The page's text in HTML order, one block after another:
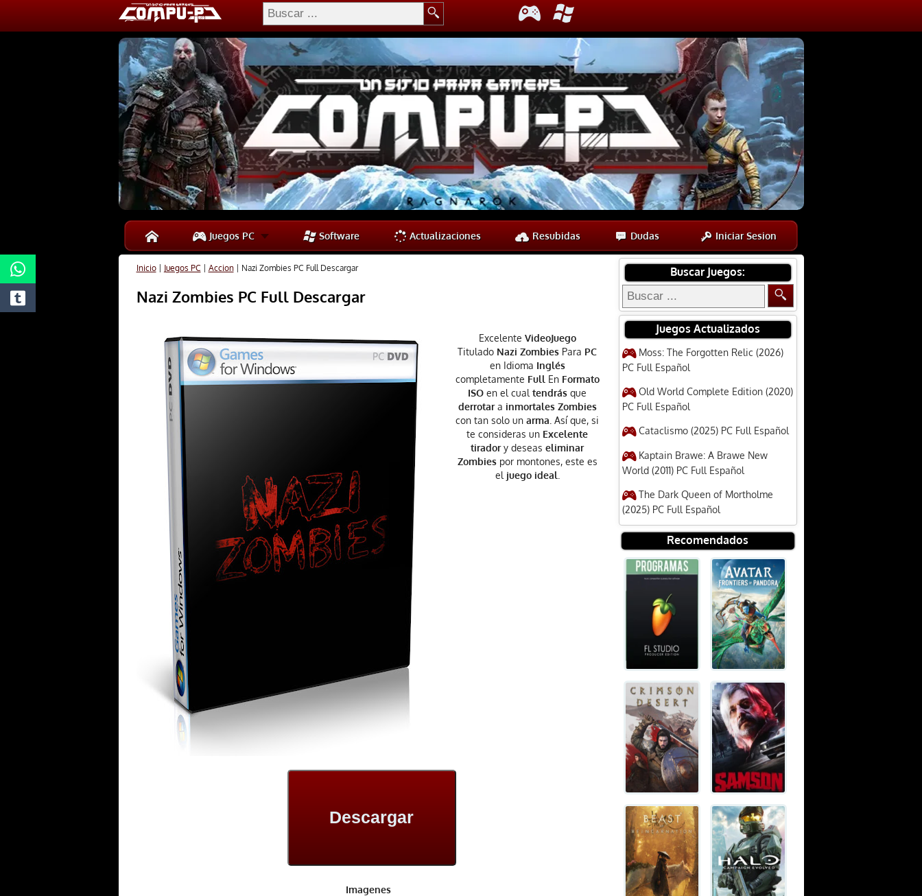
Juegos PC Software Actualizaciones Resubidas Dudas Iniciar Sesion
Inicio| Juegos PC | Accion| Nazi Zombies PC Full Descargar
Nazi Zombies PC Full Descargar
Excelente VideoJuego
Titulado Nazi Zombies Para PC
en Idioma Inglés
completamente Full EnFormato
ISO en el cual tendrás que
derrotara inmortales Zombies
con tan solo un arma. Así que, si
te consideras un Excelente
tiradory deseas eliminar
Zombiespor montones, este es
el juego ideal
Descargar
Imagenes
Buscar Juegos:
Juegos Actualizados
Moss: The Forgotten Relic (2026)
PC Full Español
Old World Complete Edition (2020)
PC Full Español
Cataclismo (2025) PC Full Español
Kaptain Brawe: A Brawe New
World (2011) PC Full Español
The Dark Queen of Mortholme
(2025) PC Full Español
Recomendados